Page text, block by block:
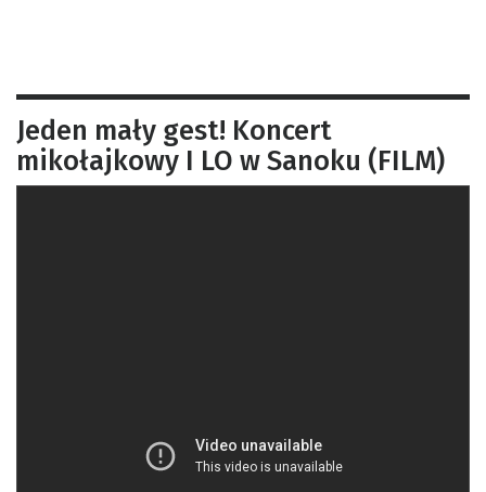
Jeden mały gest! Koncert
mikołajkowy I LO w Sanoku (FILM)